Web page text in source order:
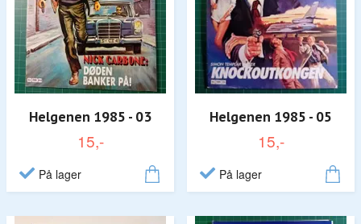
Helgenen 1985 - 03
15,-
På lager
Helgenen 1985 - 05
15,-
På lager